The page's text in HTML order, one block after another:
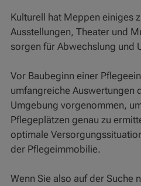
Kulturell hat Meppen einiges
Ausstellungen, Theater und
sorgen für Abwechslung und
Vor Baubeginn einer
umfangreiche Auswertungen
Umgebung vorgenommen,
Pflegeplätzen genau zu
optimale
der Pflegeimmobilie.
Wenn Sie also auf der Suche